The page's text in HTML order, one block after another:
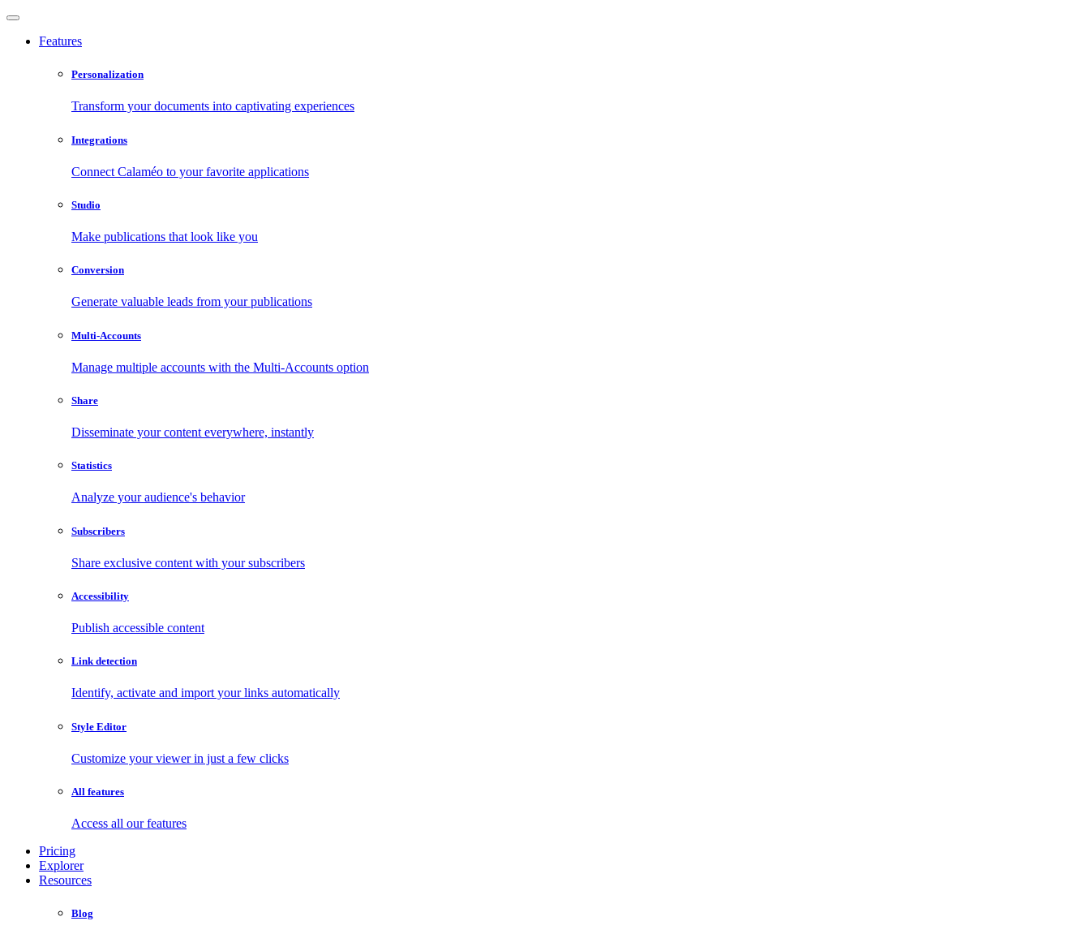
Features
Personalization
Transform your documents into captivating experiences
Integrations
Connect Calaméo to your favorite applications
Studio
Make publications that look like you
Conversion
Generate valuable leads from your publications
Multi-Accounts
Manage multiple accounts with the Multi-Accounts option
Share
Disseminate your content everywhere, instantly
Statistics
Analyze your audience's behavior
Subscribers
Share exclusive content with your subscribers
Accessibility
Publish accessible content
Link detection
Identify, activate and import your links automatically
Style Editor
Customize your viewer in just a few clicks
All features
Access all our features
Pricing
Explorer
Resources
Blog